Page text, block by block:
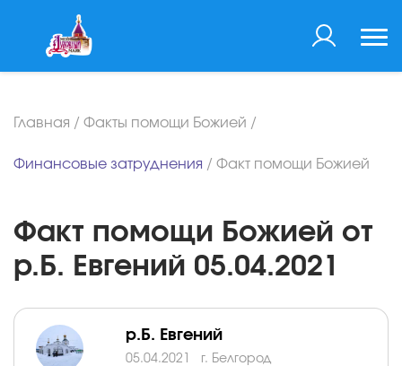
Главная / Факты помощи Божией /
Финансовые затруднения / Факт помощи Божией
Факт помощи Божией от
р.Б. Евгений 05.04.2021
р.Б. Евгений
05.04.2021 г. Белгород